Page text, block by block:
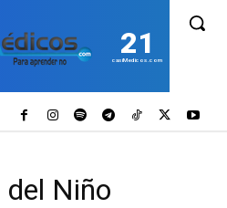
21
casiMedicos.com
del Niño